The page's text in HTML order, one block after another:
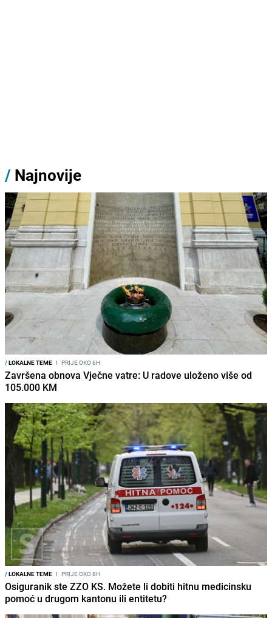
/ Najnovije
/LOKALNE TEME I PRIJE OKO 6H
Završena obnova Vječne vatre: U radove uloženo više od
105.000 KM
/LOKALNE TEME I PRIJE OKO 8H
Osiguranik ste ZZO KS. Možete li dobiti hitnu medicinsku
pomoć u drugom kantonu ili entitetu?